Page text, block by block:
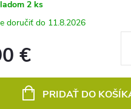
2 ks
11.8.2026
€
PRIDAŤ DO